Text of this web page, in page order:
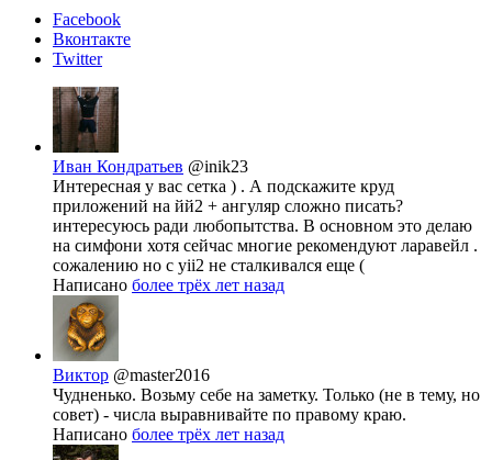
Facebook
Вконтакте
Twitter
Иван Кондратьев @inik23
Интересная у вас сетка ) . А подскажите круд
приложений на йй2 + ангуляр сложно писать?
интересуюсь ради любопытства. В основном это делаю
на симфони хотя сейчас многие рекомендуют ларавейл .
сожалению но с yii2 не сталкивался еще (
Написано более трёх лет назад
Виктор @master2016
Чудненько. Возьму себе на заметку. Только (не в тему, но
совет) - числа выравнивайте по правому краю.
Написано более трёх лет назад